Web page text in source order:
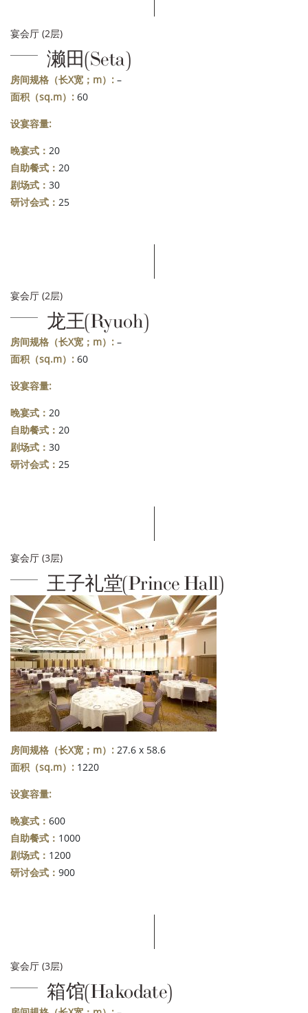
宴会厅 (2层)
濑田(Seta)
房间规格（长X宽；m）: –
面积（sq.m）: 60
设宴容量:
晚宴式： 20
自助餐式： 20
剧场式： 30
研讨会式： 25
宴会厅 (2层)
龙王(Ryuoh)
房间规格（长X宽；m）: –
面积（sq.m）: 60
设宴容量:
晚宴式： 20
自助餐式： 20
剧场式： 30
研讨会式： 25
宴会厅 (3层)
王子礼堂(Prince Hall)
房间规格（长X宽；m）: 27.6 x 58.6
面积（sq.m）: 1220
设宴容量:
晚宴式： 600
自助餐式： 1000
剧场式： 1200
研讨会式： 900
宴会厅 (3层)
箱馆(Hakodate)